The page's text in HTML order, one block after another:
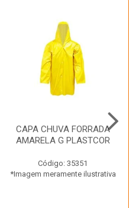
CAPA CHUVA FORRADA
AMARELA G PLASTCOR
Código: 35351
*Imagem meramente ilustrativa